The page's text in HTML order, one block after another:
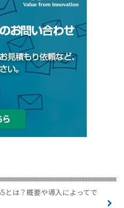
は？概要や導入によってで